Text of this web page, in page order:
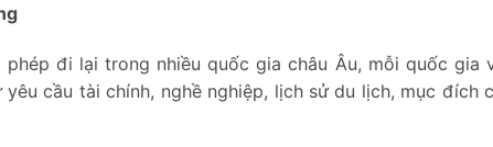
đi lại trong nhiều quốc gia châu Âu, mỗi quốc gia
cầu tài chính, nghề nghiệp, lịch sử du lịch, mục đích